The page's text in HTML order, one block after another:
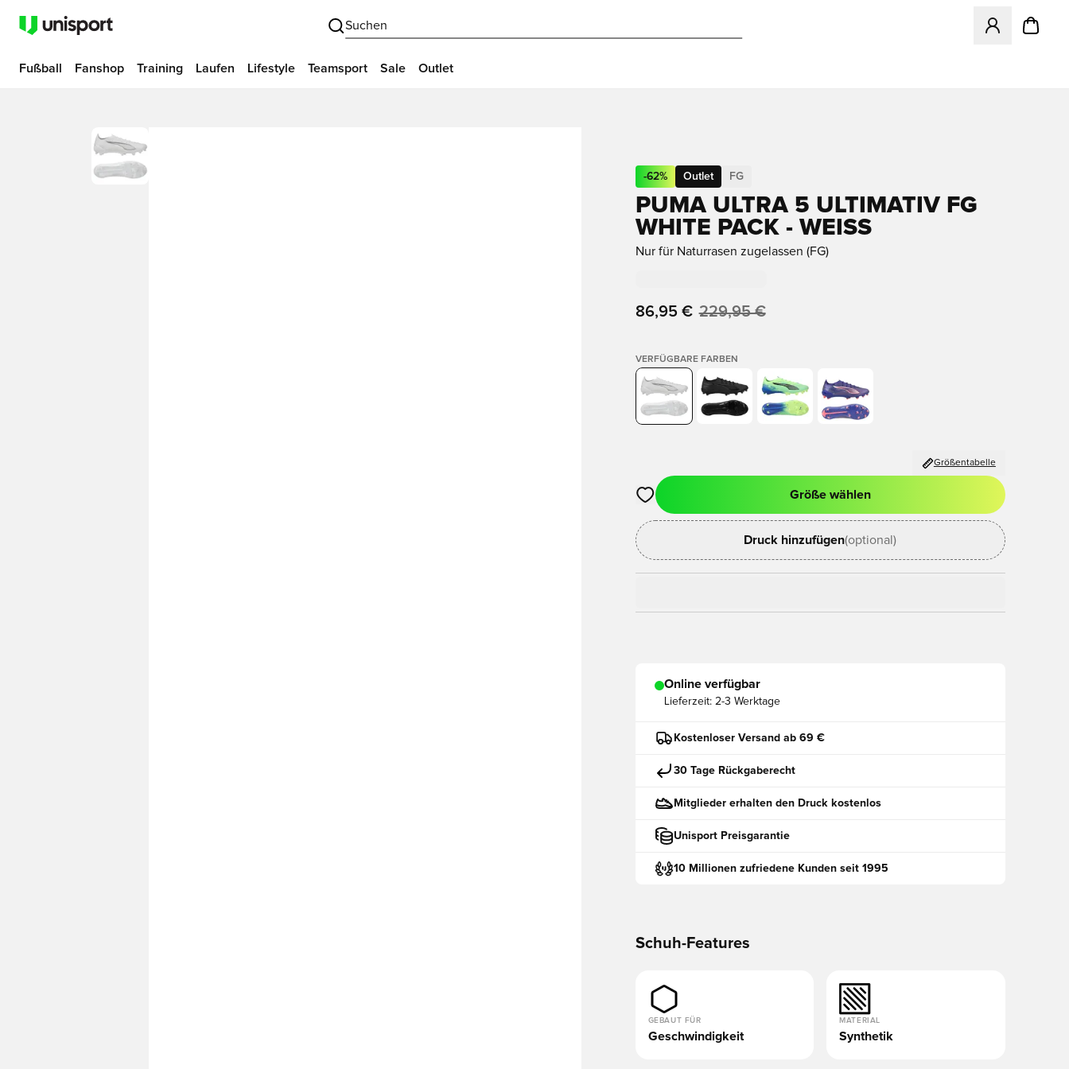
Suchen
Öffnet ein
Fußball Fanshop Training Laufen Lifestyle Teamsport Sale Outlet
-62% Outlet FG
PUMA ULTRA 5 ULTIMATIV FG
WHITE PACK - WEISS
Nur für Naturrasen zugelassen (FG)
86,95 € 229,95 €
VERFÜGBARE FARBEN
Größentabelle
Öffnet ein neues Fenster zum Anmelden oder Registrieren als Mitglied
Größe wählen
Druck hinzufügen(optional)
Online verfügbar
Lieferzeit: 2-3 Werktage
Kostenloser Versand ab 69 €
30 Tage Rückgaberecht
Mitglieder erhalten den Druck kostenlos
Unisport Preisgarantie
10 Millionen zufriedene Kunden seit 1995
Schuh-Features
GEBAUT FÜR
Geschwindigkeit
MATERIAL
Synthetik